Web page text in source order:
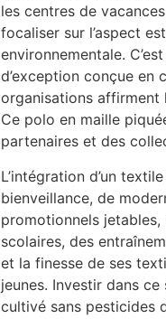
les centres de
focaliser sur l’aspect
environnementale.
d’exception conçue
organisations affirment
Ce polo en maille
partenaires et des
L’intégration d’un
bienveillance, de
promotionnels
scolaires, des
et la finesse de ses
jeunes. Investir dans
cultivé sans pesticides